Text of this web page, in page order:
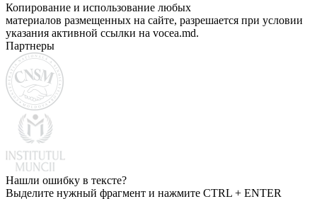
Копирование и использование любых
материалов размещенных на сайте, разрешается при условии
указания активной ссылки на vocea.md.
Партнеры
Нашли ошибку в тексте?
Выделите нужный фрагмент и нажмите CTRL + ENTER